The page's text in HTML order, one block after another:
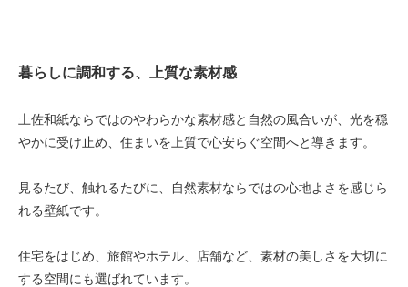
暮らしに調和する、上質な素材感
土佐和紙ならではのやわらかな素材感と自然の風合いが、光を穏
やかに受け止め、住まいを上質で心安らぐ空間へと導きます。
見るたび、触れるたびに、自然素材ならではの心地よさを感じら
れる壁紙です。
住宅をはじめ、旅館やホテル、店舗など、素材の美しさを大切に
する空間にも選ばれています。